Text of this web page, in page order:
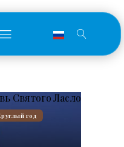
Святого Ласло
год